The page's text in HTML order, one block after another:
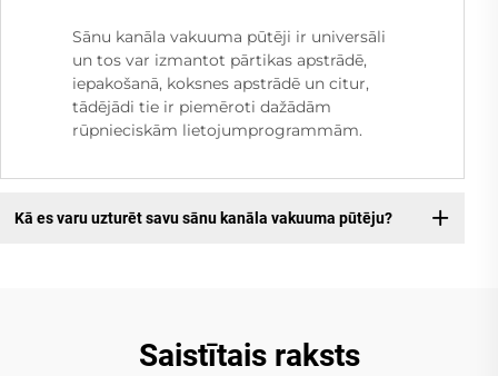
Sānu kanāla vakuuma pūtēji ir universāli
un tos var izmantot pārtikas apstrādē,
iepakošanā, koksnes apstrādē un citur,
tādējādi tie ir piemēroti dažādām
rūpnieciskām lietojumprogrammām.
Kā es varu uzturēt savu sānu kanāla vakuuma pūtēju?
Saistītais raksts